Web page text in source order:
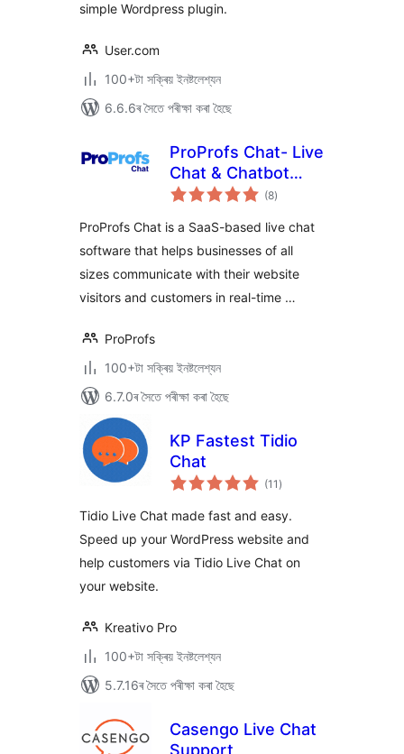
simple Wordpress plugin.
User.com
100+টা সক্ৰিয় ইনষ্টলেশ্যন
6.6.6ৰ সৈতে পৰীক্ষা কৰা হৈছে
ProProfs Chat- Live
Chat & Chatbot
Plugin
(8টা
মুঠ)
ProProfs Chat is a SaaS-based live chat
software that helps businesses of all
sizes communicate with their website
visitors and customers in real-time …
ProProfs
100+টা সক্ৰিয় ইনষ্টলেশ্যন
6.7.0ৰ সৈতে পৰীক্ষা কৰা হৈছে
KP Fastest Tidio
Chat
(11 টা
মুঠ)
Tidio Live Chat made fast and easy.
Speed up your WordPress website and
help customers via Tidio Live Chat on
your website.
Kreativo Pro
100+টা সক্ৰিয় ইনষ্টলেশ্যন
5.7.16ৰ সৈতে পৰীক্ষা কৰা হৈছে
Casengo Live Chat
Support